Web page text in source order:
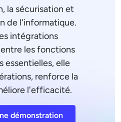
la sécurisation et
de l'informatique.
intégrations
les fonctions
essentielles, elle
renforce la
l'efficacité.
démonstration